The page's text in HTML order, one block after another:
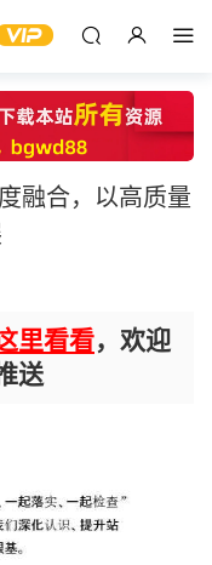
融合，以高质量
里看看，欢迎
送